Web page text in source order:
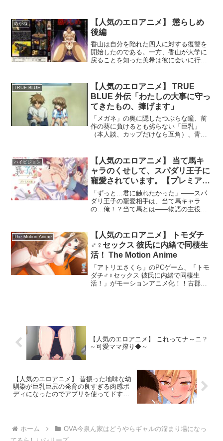
頭の毒牙により学校から姿を消した雪
葉。彼女を救おうと奮闘する女教師、高
峰彩子に鬼頭から一本の電話が――。雪
葉を救おうと誘いに乗ってしまった高峰
は、容赦ない凌○を受ける事となる…。
【STORY】不登校となってしまった芹沢
く心配ばかりが募っていく中、振動する
自身の携帯電話―――。「よぉ、久しぶ
りだなぁ先生」声の主は冴えない用務員
と思っていた鬼頭。不登校のはずの雪葉
と共にいるから家まで来いという信じら
れない誘い。疑心を抱きつつも教師とし
て生徒を救う正義の気持ちが高峰 彩子を
揺り動かしていく。誘いに乗った高峰 彩
果たして彼女は堕ちることなく雪葉を救
うことができるのか―――。（c）2023
AMAM/雨あられ/ピンクパイナップル
めがね
【人気のエロアニメ】 懲らしめ
後編
香山は自分を陥れた四人に対する復讐を
開始したのである。一方、香山が大学に
戻ることを知った美希は彼に会いに行き
ね！」と告げる。その様子を見ていた男
子が、美希に例の写真を見せる。しかし
美希はその写真を見たことよりも、そこ
に書かれている落書きの文字にショック
を受けた。それは姉、真紀のものだった
からである…。
TRUE BLUE
【人気のエロアニメ】 TRUE
BLUE 外伝「わたしの大事に守っ
てきたもの、捧げます」
「メガネ」の奥に隠したつぶらな瞳、前
作の葵に負けるとも劣らない「巨乳」
（本人談、カップだけなら互角）、青と
味違った美少女・茅の「堕ちっぷり」を
楽しめる。
ハイビジョン
【人気のエロアニメ】 当て馬キ
ャラのくせして、スパダリ王子に
寵愛されています。【プレミアム
版】（1）
「ずっと…君に触れたかった」――スパ
ダリ王子の寵愛相手は、当て馬キャラ
の…俺！？当て馬とは――物語の主役の
恋を邪魔して断罪をされないよう、ヒー
ローの王子アレクを必死に避けていたの
に…なんと王子は俺に夢中で！？「ウブ
なのに感じやすい、なんて愛らしい身体
だ…」拒む間もないまま、トロトロにさ
れちゃって――なんで小説と違うんです
か！？
The Motion Anime
【人気のエロアニメ】 トモダチ
♂♀セックス 彼氏に内緒で同棲生
活！ The Motion Anime
「アトリエさくら」のPCゲーム、「トモ
ダチ♂♀セックス 彼氏に内緒で同棲生
活！」がモーションアニメ化！！古郡由
スフレンドの関係！もちろん彼氏には内
緒。というか言えるわけもなく……『だ
カされてしまう。トモダチセックスが日
常になってしまった学級委員長。果たし
て彼氏に隠し通すことはできるのか！？
【人気のエロアニメ】 これってナ～ニ？
～可愛ママ搾り◆～
【人気のエロアニメ】 昔振った地味な幼
馴染が巨乳巨尻の発育の良すぎる肉感ボ
ディになったのでアプリを使ってドすけ
ホーム
OVA今泉ん家はどうやらギャルの溜まり場になっ